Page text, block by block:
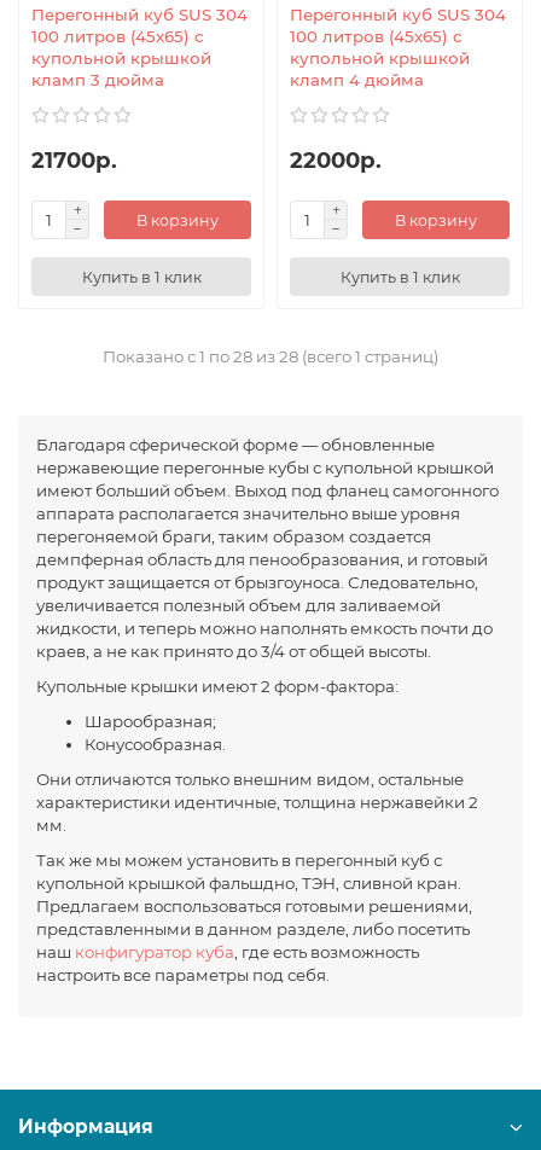
Перегонный куб SUS 304
100 литров (45x65) с
купольной крышкой
кламп 3 дюйма
21700р.
В корзину
Купить в 1 клик
Перегонный куб SUS 304
100 литров (45x65) с
купольной крышкой
кламп 4 дюйма
22000р.
В корзину
Купить в 1 клик
Показано с 1 по 28 из 28 (всего 1 страниц)
Благодаря сферической форме — обновленные
нержавеющие перегонные кубы с купольной крышкой
имеют больший объем. Выход под фланец самогонного
аппарата располагается значительно выше уровня
перегоняемой браги, таким образом создается
демпферная область для пенообразования, и готовый
продукт защищается от брызгоуноса. Следовательно,
увеличивается полезный объем для заливаемой
жидкости, и теперь можно наполнять емкость почти до
краев, а не как принято до 3/4 от общей высоты.
Купольные крышки имеют 2 форм-фактора:
Шарообразная;
Конусообразная.
Они отличаются только внешним видом, остальные
характеристики идентичные, толщина нержавейки 2
мм.
Так же мы можем установить в перегонный куб с
купольной крышкой фальшдно, ТЭН, сливной кран.
Предлагаем воспользоваться готовыми решениями,
представленными в данном разделе, либо посетить
наш конфигуратор куба , где есть возможность
настроить все параметры под себя.
Информация